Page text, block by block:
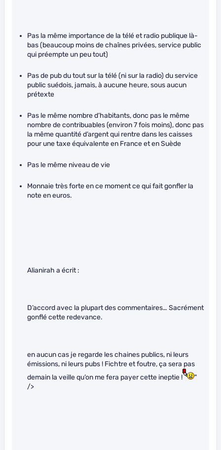
Pas la même importance de la télé et radio publique là-
bas (beaucoup moins de chaînes privées, service public
qui préempte un peu tout)
Pas de pub du tout sur la télé (ni sur la radio) du service
public suédois, jamais, à aucune heure, sous aucun
prétexte
Pas le même nombre d’habitants, donc pas le même
nombre de contribuables (environ 7 fois moins), donc pas
la même quantité d’argent qui rentre dans les caisses
pour une taxe équivalente en France et en Suède
Pas le même niveau de vie
Monnaie très forte en ce moment ce qui fait gonfler la
note en euros.
Alianirah a écrit :
D’accord avec la plupart des commentaires… Sacrément
gonflé cette redevance.
en aucun cas je regarde les chaines publics, ni leurs
émissions, ni leurs pubs ! Fichtre et foutre, ça sera pas
demain la veille qu’on me fera payer cette ineptie !
"
/>